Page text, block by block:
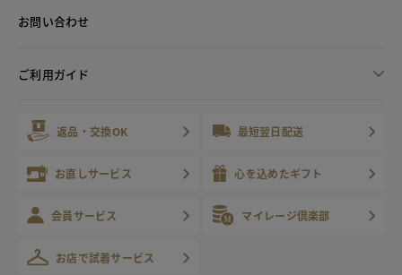
お問い合わせ
ご利用ガイド
返品・交換OK 最短翌日配送
お直しサービス 心を込めたギフト
会員サービス マイレージ倶楽部
お店で試着サービス